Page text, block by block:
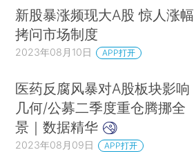
新股暴涨频现大A股 惊人涨幅
拷问市场制度
2023年08月10日 APP打开
医药反腐风暴对A股板块影响
几何/公募二季度重仓腾挪全
景｜数据精华
2023年08月09日 APP打开